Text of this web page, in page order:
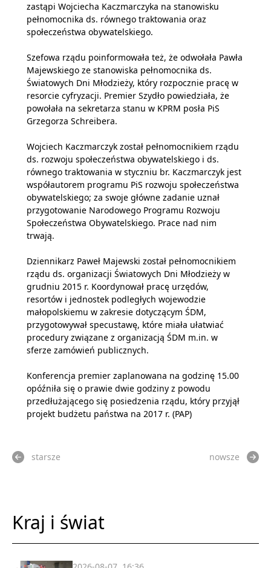
zastąpi Wojciecha Kaczmarczyka na stanowisku
pełnomocnika ds. równego traktowania oraz
społeczeństwa obywatelskiego.
Szefowa rządu poinformowała też, że odwołała Pawła
Majewskiego ze stanowiska pełnomocnika ds.
Światowych Dni Młodzieży, który rozpocznie pracę w
resorcie cyfryzacji. Premier Szydło powiedziała, że
powołała na sekretarza stanu w KPRM posła PiS
Grzegorza Schreibera.
Wojciech Kaczmarczyk został pełnomocnikiem rządu
ds. rozwoju społeczeństwa obywatelskiego i ds.
równego traktowania w styczniu br. Kaczmarczyk jest
współautorem programu PiS rozwoju społeczeństwa
obywatelskiego; za swoje główne zadanie uznał
przygotowanie Narodowego Programu Rozwoju
Społeczeństwa Obywatelskiego. Prace nad nim
trwają.
Dziennikarz Paweł Majewski został pełnomocnikiem
rządu ds. organizacji Światowych Dni Młodzieży w
grudniu 2015 r. Koordynował pracę urzędów,
resortów i jednostek podległych wojewodzie
małopolskiemu w zakresie dotyczącym ŚDM,
przygotowywał specustawę, które miała ułatwiać
procedury związane z organizacją ŚDM m.in. w
sferze zamówień publicznych.
Konferencja premier zaplanowana na godzinę 15.00
opóźniła się o prawie dwie godziny z powodu
przedłużającego się posiedzenia rządu, który przyjął
projekt budżetu państwa na 2017 r. (PAP)
starsze nowsze
Kraj i świat